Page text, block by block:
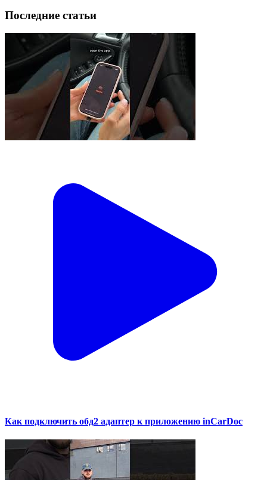
Последние статьи
Как подключить обд2 адаптер к приложению inCarDoc